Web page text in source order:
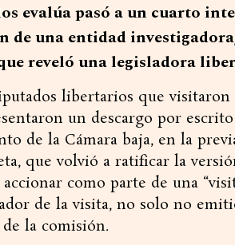
evalúa pasó a un cuarto
de una entidad
reveló una legisladora
libertarios que visitaron
un descargo por
de la Cámara baja, en la
que volvió a ratificar la
como parte de una
de la visita, no solo no
de la comisión.